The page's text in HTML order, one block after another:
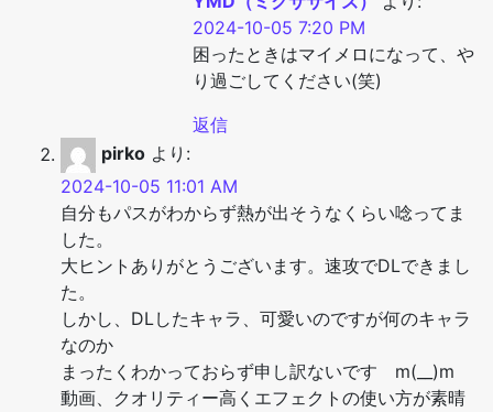
2024-10-05 7:20 PM
困ったときはマイメロになって、や
り過ごしてください(笑)
返信
pirko より:
2024-10-05 11:01 AM
自分もパスがわからず熱が出そうなくらい唸ってま
した。
大ヒントありがとうございます。速攻でDLできまし
た。
しかし、DLしたキャラ、可愛いのですが何のキャラ
なのか
まったくわかっておらず申し訳ないです m(__)m
動画、クオリティー高くエフェクトの使い方が素晴